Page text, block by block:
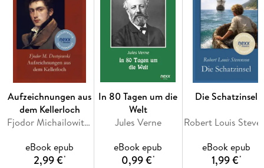
Aufzeichnungen aus
dem Kellerloch
Fjodor Michailowitsch Dostojewski
eBook epub
2,99 €*
In 80 Tagen um die
Welt
Jules Verne
eBook epub
0,99 €*
Die Schatzinsel
eBook epub
1,99 €*